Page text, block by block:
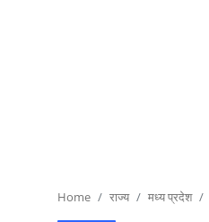
Home राज्य मध्य प्रदेश